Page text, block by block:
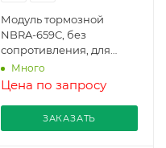
Модуль тормозной
NBRA-659C, без
сопротивления, для
ACS580
Много
Цена по запросу
ЗАКАЗАТЬ